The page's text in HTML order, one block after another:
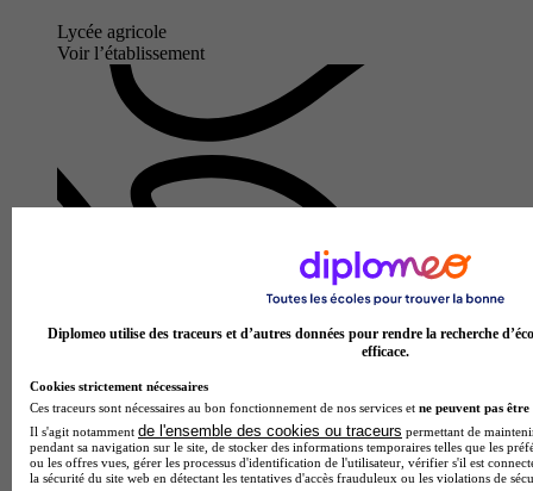
Lycée agricole
Voir l’établissement
Lycée Alain
Aucun avis
Alençon
Diplomeo utilise des traceurs et d’autres données pour rendre la recherche
efficace.
Cookies strictement nécessaires
Ces traceurs sont nécessaires au bon fonctionnement de nos services et ne peuvent pas être
Il s'agit notamment de l'ensemble des cookies ou traceurs permettant de
pendant sa navigation sur le site, de stocker des informations temporaires telles que les
ou les offres vues, gérer les processus d'identification de l'utilisateur, vérifier s'il est
la sécurité du site web en détectant les tentatives d'accès frauduleux ou les violations de